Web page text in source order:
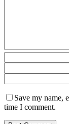
Save my name,
time I comment.